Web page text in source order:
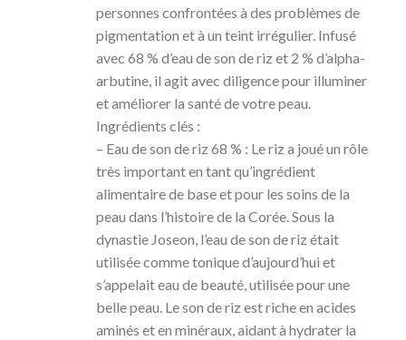
personnes confrontées à des problèmes de
pigmentation et à un teint irrégulier. Infusé
avec 68 % d’eau de son de riz et 2 % d’alpha-
arbutine, il agit avec diligence pour illuminer
et améliorer la santé de votre peau.
Ingrédients clés :
– Eau de son de riz 68 % : Le riz a joué un rôle
très important en tant qu’ingrédient
alimentaire de base et pour les soins de la
peau dans l’histoire de la Corée. Sous la
dynastie Joseon, l’eau de son de riz était
utilisée comme tonique d’aujourd’hui et
s’appelait eau de beauté, utilisée pour une
belle peau. Le son de riz est riche en acides
aminés et en minéraux, aidant à hydrater la